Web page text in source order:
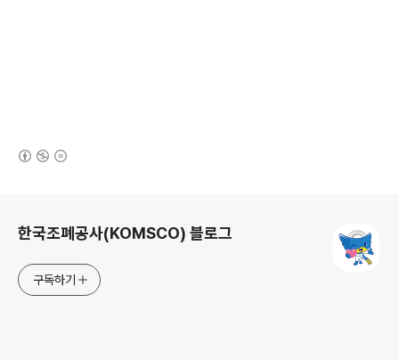
한국조폐공사(KOMSCO) 블로그
구독하기